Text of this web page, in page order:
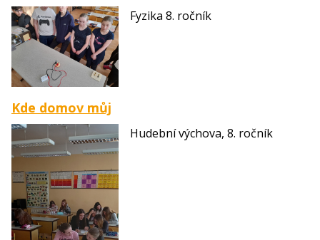
Fyzika 8. ročník
Kde domov můj
Hudební výchova, 8. ročník